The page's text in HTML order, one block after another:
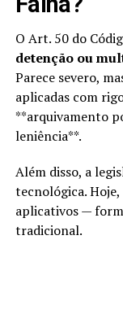
O Art. 50 do
detenção ou
Parece severo,
aplicadas com
**arquivamento
leniência**.
Além disso, a
tecnológica.
aplicativos —
tradicional.